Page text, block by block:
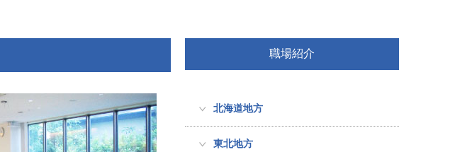
職場紹介
北海道地方
東北地方